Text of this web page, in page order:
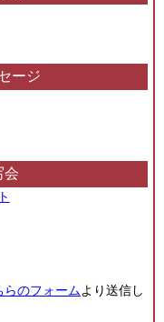
ージ
会
らのフォームより送信し